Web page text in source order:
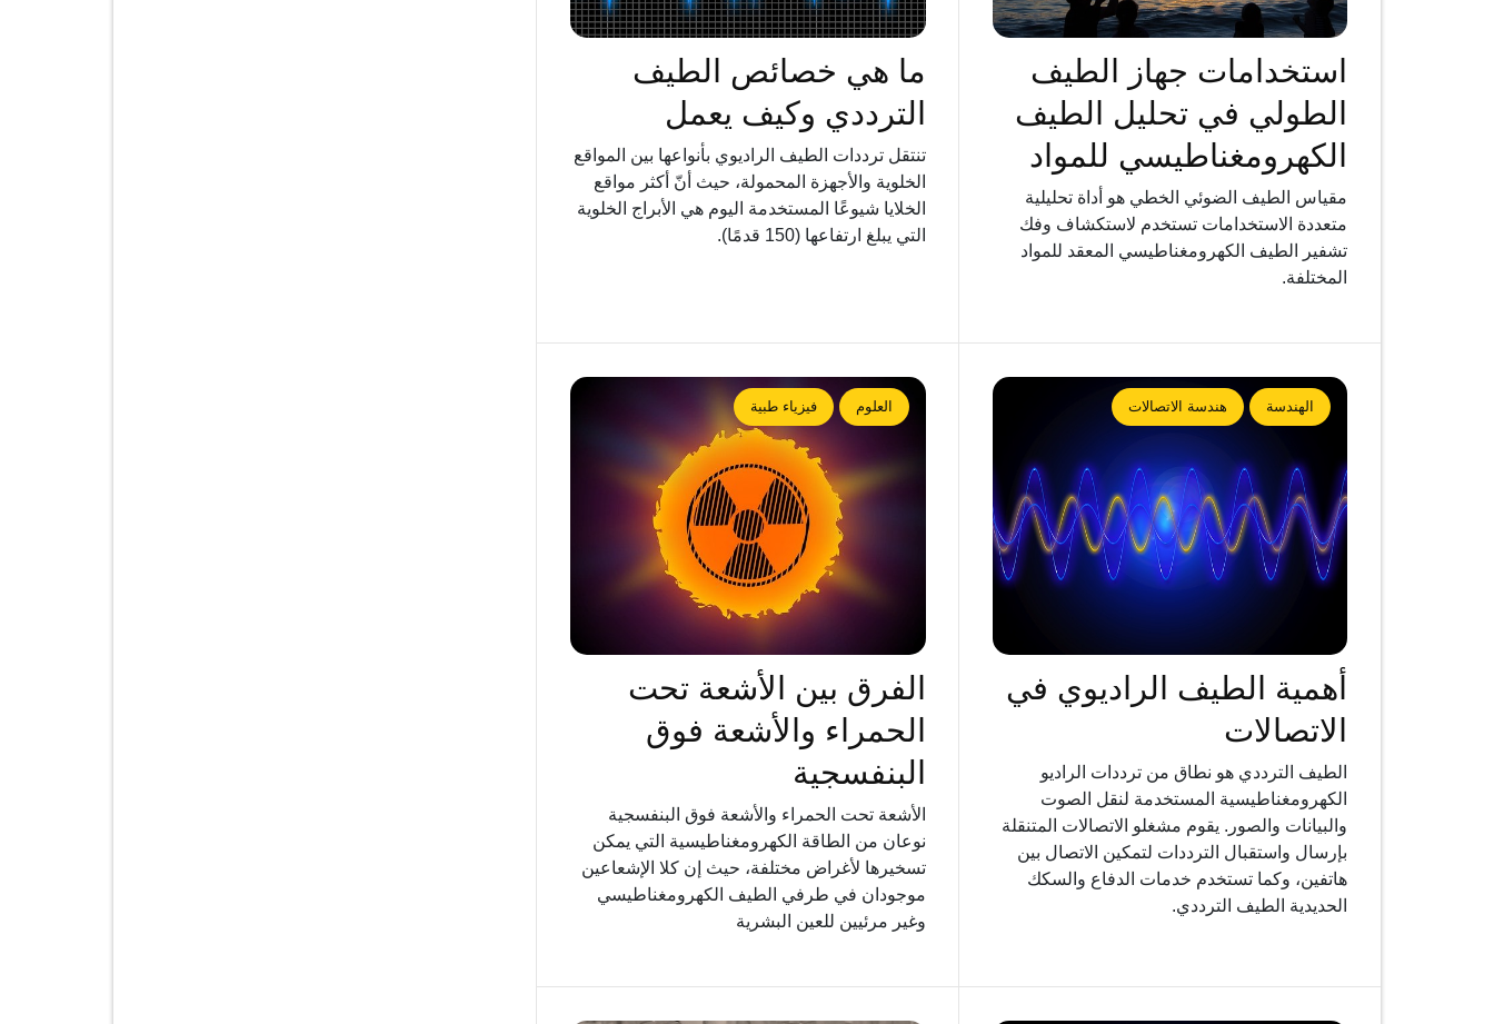
استخدامات جهاز الطيف
الطولي في تحليل الطيف
الكهرومغناطيسي للمواد
مقياس الطيف الضوئي الخطي هو أداة تحليلية
متعددة الاستخدامات تستخدم لاستكشاف وفك
تشفير الطيف الكهرومغناطيسي المعقد للمواد
المختلفة.
ما هي خصائص الطيف
الترددي وكيف يعمل
تنتقل ترددات الطيف الراديوي بأنواعها بين المواقع
الخلوية والأجهزة المحمولة، حيث أنّ أكثر مواقع
الخلايا شيوعًا المستخدمة اليوم هي الأبراج الخلوية
التي يبلغ ارتفاعها (150 قدمًا).
الهندسة هندسة الاتصالات
أهمية الطيف الراديوي في
الاتصالات
الطيف الترددي هو نطاق من ترددات الراديو
الكهرومغناطيسية المستخدمة لنقل الصوت
والبيانات والصور. يقوم مشغلو الاتصالات المتنقلة
بإرسال واستقبال الترددات لتمكين الاتصال بين
هاتفين، وكما تستخدم خدمات الدفاع والسكك
الحديدية الطيف الترددي.
العلوم فيزياء طبية
الفرق بين الأشعة تحت
الحمراء والأشعة فوق
البنفسجية
الأشعة تحت الحمراء والأشعة فوق البنفسجية
نوعان من الطاقة الكهرومغناطيسية التي يمكن
تسخيرها لأغراض مختلفة، حيث إن كلا الإشعاعين
موجودان في طرفي الطيف الكهرومغناطيسي
وغير مرئيين للعين البشرية